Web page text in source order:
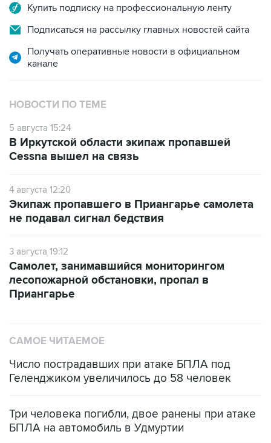
Купить подписку на профессиональную ленту
Подписаться на рассылку главных новостей сайта
Получать оперативные новости в официальном
канале
НОВОСТИ ПО ТЕМЕ
5 августа 15:24
В Иркутской области экипаж пропавшей
Cessna вышел на связь
4 августа 12:20
Экипаж пропавшего в Приангарье самолета
не подавал сигнал бедствия
3 августа 19:12
Самолет, занимавшийся мониторингом
лесопожарной обстановки, пропал в
Приангарье
САМОЕ ЧИТАЕМОЕ
Число пострадавших при атаке БПЛА под
Геленджиком увеличилось до 58 человек
Три человека погибли, двое ранены при атаке
БПЛА на автомобиль в Удмуртии